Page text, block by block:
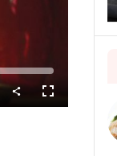
Celozaslonski
način